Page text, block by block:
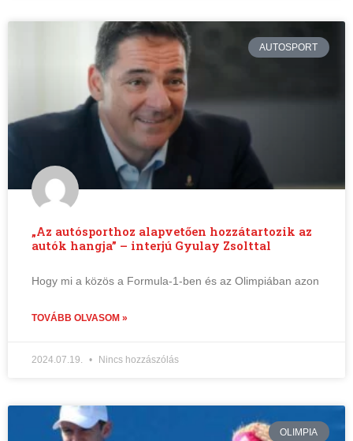
AUTOSPORT
„Az autósporthoz alapvetően hozzátartozik az
autók hangja” – interjú Gyulay Zsolttal
Hogy mi a közös a Formula-1-ben és az Olimpiában azon
TOVÁBB OLVASOM »
2024.07.19. Nincs hozzászólás
OLIMPIA